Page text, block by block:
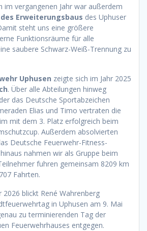
im vergangenen Jahr war außerdem
Erweiterungsbaus des Uphuser
steht uns eine größere
Funktionsräume für alle
saubere Schwarz-Weiß-Trennung zu
Uphusen zeigte sich im Jahr 2025
. Über alle Abteilungen hinweg
das Deutsche Sportabzeichen
Elias und Timo vertraten die
mit dem 3. Platz erfolgreich beim
Außerdem absolvierten
Deutsche Feuerwehr-Fitness-
nahmen wir als Gruppe beim
fuhren gemeinsam 8209 km
Fahrten.
2026 blickt René Wahrenberg
in Uphusen am 9. Mai
zu terminierenden Tag der
Feuerwehrhauses entgegen.